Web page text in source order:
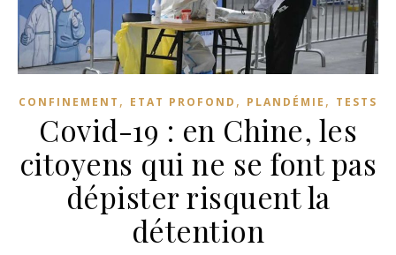
CONFINEMENT , ETAT PROFOND , PLANDÉMIE , TESTS
Covid-19 : en Chine, les
citoyens qui ne se font pas
dépister risquent la
détention